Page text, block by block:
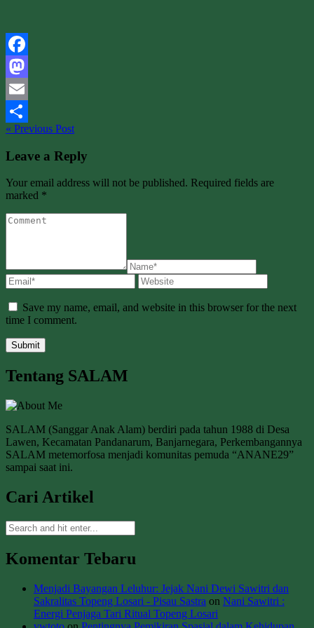
Facebook
Mastodon
Email
Share
« Previous Post
Leave a Reply
Your email address will not be published. Required fields are
marked *
Save my name, email, and website in this browser for the next
time I comment.
Tentang SALAM
SALAM (Sanggar Anak Alam) berdiri pada tahun 1988 di Desa
Lawen, Kecamatan Pandanarum, Banjarnegara, Perkembangannya
SALAM metemorfosa menjadi komunitas pemuda “ANANE29”
sampai saat ini.
Cari Artikel
Komentar Tebaru
Menjadi Bayangan Leluhur: Jejak Nani Dewi Sawitri dan
Sakralitas Topeng Losari - Pisau Sastra on Nani Sawitri :
Energi Penjaga Tari Ritual Topeng Losari